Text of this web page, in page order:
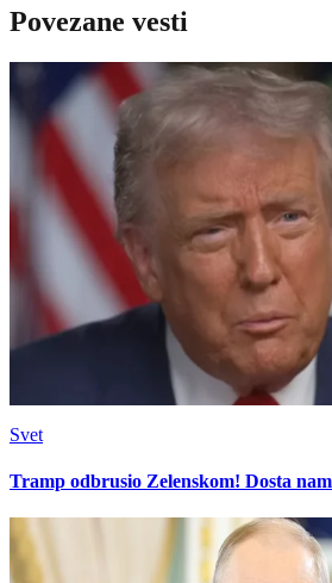
Povezane vesti
Svet
Tramp odbrusio Zelenskom! Dosta